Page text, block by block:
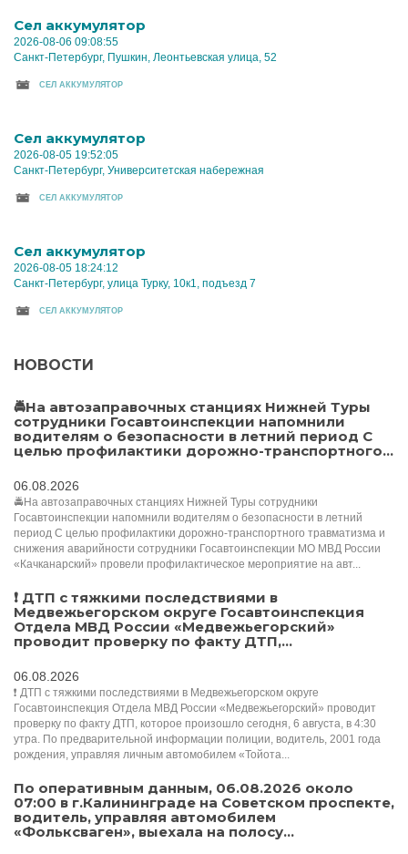
Cел аккумулятор
2026-08-06 09:08:55
Санкт-Петербург, Пушкин, Леонтьевская улица, 52
CЕЛ АККУМУЛЯТОР
Cел аккумулятор
2026-08-05 19:52:05
Санкт-Петербург, Университетская набережная
CЕЛ АККУМУЛЯТОР
Cел аккумулятор
2026-08-05 18:24:12
Санкт-Петербург, улица Турку, 10к1, подъезд 7
CЕЛ АККУМУЛЯТОР
НОВОСТИ
🚔На автозаправочных станциях Нижней Туры
сотрудники Госавтоинспекции напомнили
водителям о безопасности в летний период С
целью профилактики дорожно-транспортного...
06.08.2026
🚔На автозаправочных станциях Нижней Туры сотрудники
Госавтоинспекции напомнили водителям о безопасности в летний
период С целью профилактики дорожно-транспортного травматизма и
снижения аварийности сотрудники Госавтоинспекции МО МВД России
«Качканарский» провели профилактическое мероприятие на авт...
❗ ДТП с тяжкими последствиями в
Медвежьегорском округе Госавтоинспекция
Отдела МВД России «Медвежьегорский»
проводит проверку по факту ДТП,...
06.08.2026
❗ ДТП с тяжкими последствиями в Медвежьегорском округе
Госавтоинспекция Отдела МВД России «Медвежьегорский» проводит
проверку по факту ДТП, которое произошло сегодня, 6 августа, в 4:30
утра. По предварительной информации полиции, водитель, 2001 года
рождения, управляя личным автомобилем «Тойота...
По оперативным данным, 06.08.2026 около
07:00 в г.Калининграде на Советском проспекте,
водитель, управляя автомобилем
«Фольксваген», выехала на полосу...